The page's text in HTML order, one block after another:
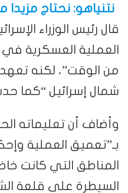
نتنياهو: نحتاج مزيدا
قال رئيس الوزراء
العملية العسكرية في
من الوقت”، لكنه
شمال إسرائيل “كما
وأضاف أن تعليماته
بـ”تعميق العملية
المناطق التي كانت
السيطرة على قلعة